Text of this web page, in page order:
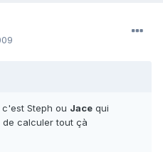
Steph ou Jace qui
calculer tout çà